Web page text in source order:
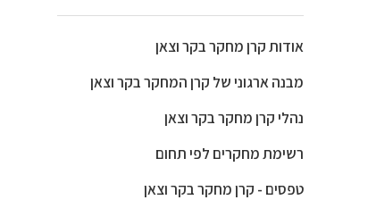
אודות קרן מחקר בקר וצאן
מבנה ארגוני של קרן המחקר בקר וצאן
נהלי קרן מחקר בקר וצאן
רשימת מחקרים לפי תחום
טפסים - קרן מחקר בקר וצאן